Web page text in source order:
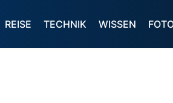
REISE TECHNIK WISSEN